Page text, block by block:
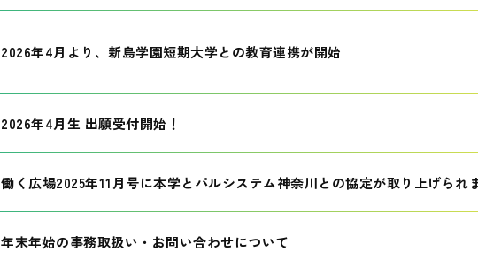
2026年4月より、新島学園短期大学との教育連携が開始
2026年4月生 出願受付開始！
働く広場2025年11月号に本学とパルシステム神奈川との協定が取り上げられ
年末年始の事務取扱い・お問い合わせについて